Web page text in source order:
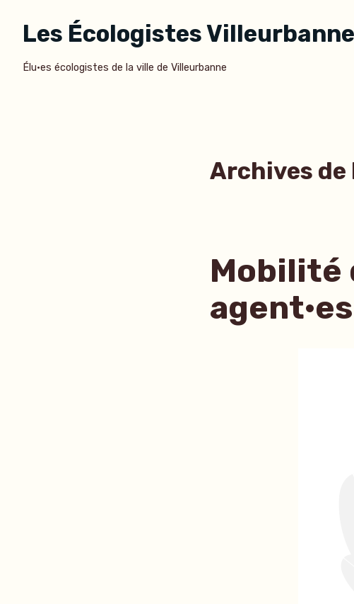
Les Écologistes Villeurbanne
Élu·es écologistes de la ville de Villeurbanne
Archives de
Mobilité
agent·es